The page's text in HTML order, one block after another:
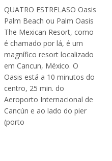
QUATRO ESTRELASO Oasis
Palm Beach ou Palm Oasis
The Mexican Resort, como
é chamado por lá, é um
magnífico resort localizado
em Cancun, México. O
Oasis está a 10 minutos do
centro, 25 min. do
Aeroporto Internacional de
Cancún e ao lado do pier
(porto